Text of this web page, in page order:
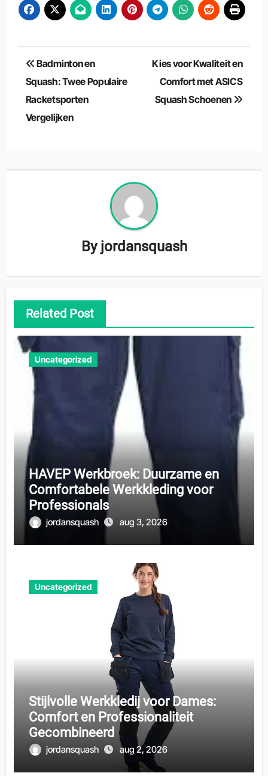
Berichtnavigatie
Badminton en
Squash: Twee Populaire
Racketsporten
Vergelijken
Kies voor Kwaliteit en
Comfort met ASICS
Squash Schoenen
By jordansquash
Related Post
Uncategorized
HAVEP Werkbroek: Duurzame en
Comfortabele Werkkleding voor
Professionals
jordansquash aug 3, 2026
Uncategorized
Stijlvolle Werkkledij voor Dames:
Comfort en Professionaliteit
Gecombineerd
jordansquash aug 2, 2026